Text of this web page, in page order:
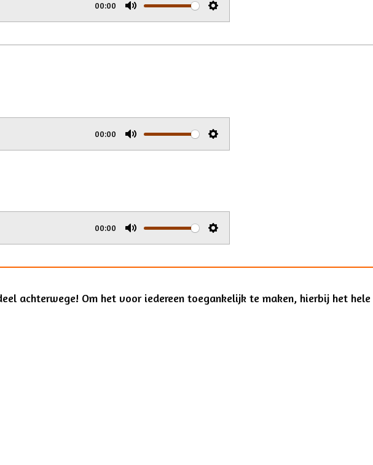
00:00
M
S
g
s
00:00
M
S
i
n
00:00
M
e
S
t
achterwege! Om het voor iedereen toegankelijk te maken, hierbij het hele